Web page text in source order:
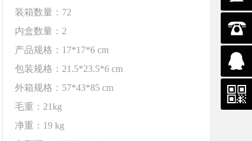
装箱数量：72
内盒数量：2
产品规格：17*17*6 cm
包装规格：21.5*23.5*6 cm
外箱规格：57*43*85 cm
毛重：21kg
净重：19 kg